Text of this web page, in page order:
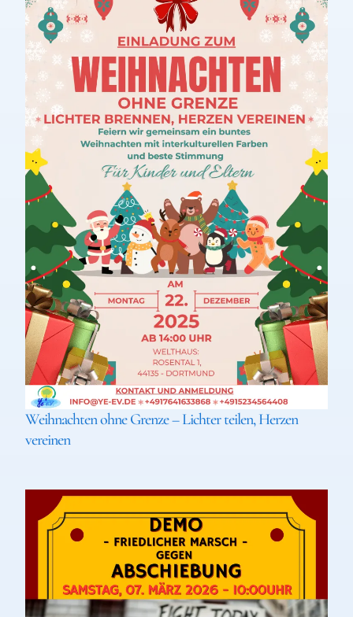
Weihnachten ohne Grenze – Lichter teilen, Herzen
vereinen